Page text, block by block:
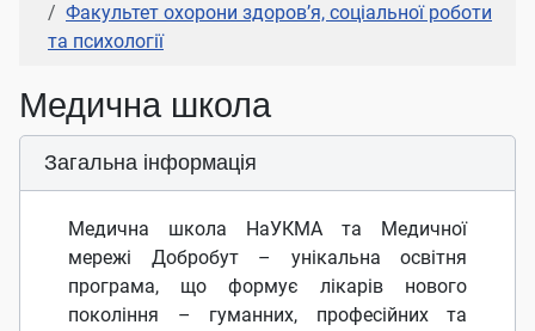
Факультет охорони здоров’я, соціальної роботи
та психології
Медична школа
Загальна інформація
Медична школа НаУКМА та Медичної
мережі Добробут – унікальна освітня
програма, що формує лікарів нового
покоління – гуманних, професійних та